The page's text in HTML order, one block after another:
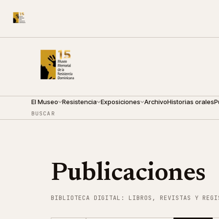
CALLE ARZOBISPO NOUEL 210●JUEVES · 09:00 —
El Museo Resistencia Exposiciones ArchivoHistorias orales
BUSCAR
Publicaciones
BIBLIOTECA DIGITAL: LIBROS, REVISTAS Y